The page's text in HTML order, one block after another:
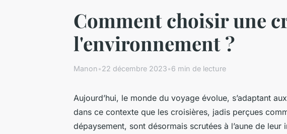
Comment choisir une
l'environnement ?
Manon•22 décembre 2023•6 min de lecture
Aujourd’hui, le monde du voyage évolue, s’adaptant
dans ce contexte que les croisières, jadis perçues
dépaysement, sont désormais scrutées à l’aune de